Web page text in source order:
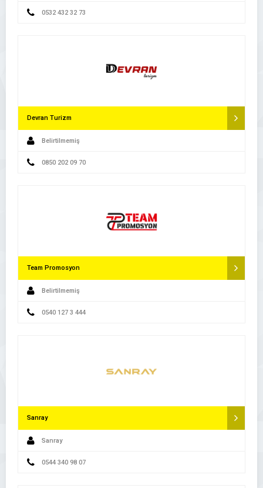
0532 432 32 73
Devran Turizm
Belirtilmemiş
0850 202 09 70
Team Promosyon
Belirtilmemiş
0540 127 3 444
Sanray
Sanray
0544 340 98 07